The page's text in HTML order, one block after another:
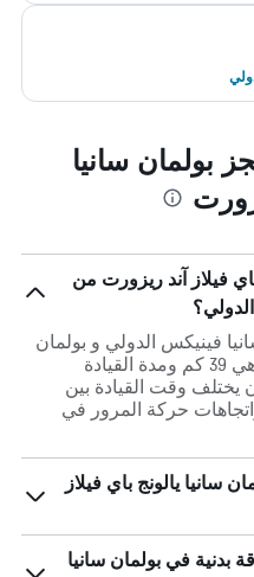
بولمان سانيا
فيلاز آند ريزورت من
فينيكس الدولي و بولمان
سانيا يالونج باي فيلاز آند ريزورت هي 39 كم ومدة القيادة
0س 30د. يمكن أن يختلف وقت القيادة بين
حركة المرور في
سانيا يالونج باي فيلاز
بدنية في بولمان سانيا